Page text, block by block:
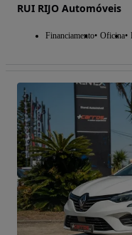
RUI RIJO Automóveis
Financiamento Oficina